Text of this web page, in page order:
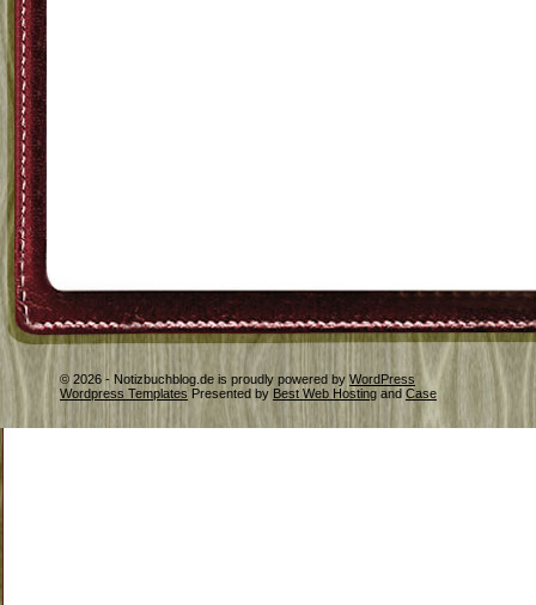
© 2026 - Notizbuchblog.de is proudly powered by WordPress
Wordpress Templates Presented by Best Web Hosting and Case